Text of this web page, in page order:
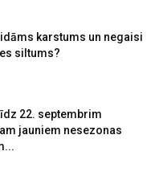
karstums un negaisi
siltums?
22. septembrim
jauniem nesezonas